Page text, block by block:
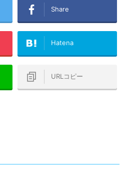
Share
Hatena
URLコピー